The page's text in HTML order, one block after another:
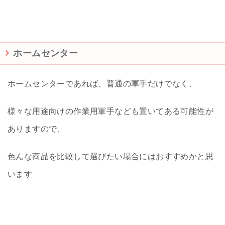
ホームセンター
ホームセンターであれば、普通の軍手だけでなく、
様々な用途向けの作業用軍手なども置いてある可能性が
ありますので、
色んな商品を比較して選びたい場合にはおすすめかと思
います